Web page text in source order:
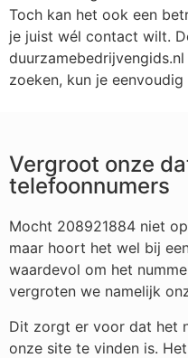
Toch kan het ook een
je juist wél contact wilt.
zoeken, kun je
Vergroot onze
telefoonnumers
Mocht 208921884 niet
maar hoort het wel bij
waardevol om het
vergroten we namelijk
Dit zorgt er voor dat het
onze site te vinden is.